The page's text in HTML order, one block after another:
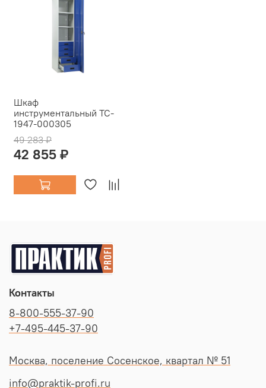
Шкаф
инструментальный TC-
1947-000305
49 283 ₽
42 855 ₽
Контакты
8-800-555-37-90
+7-495-445-37-90
Москва, поселение Сосенское, квартал № 51
info@praktik-profi.ru